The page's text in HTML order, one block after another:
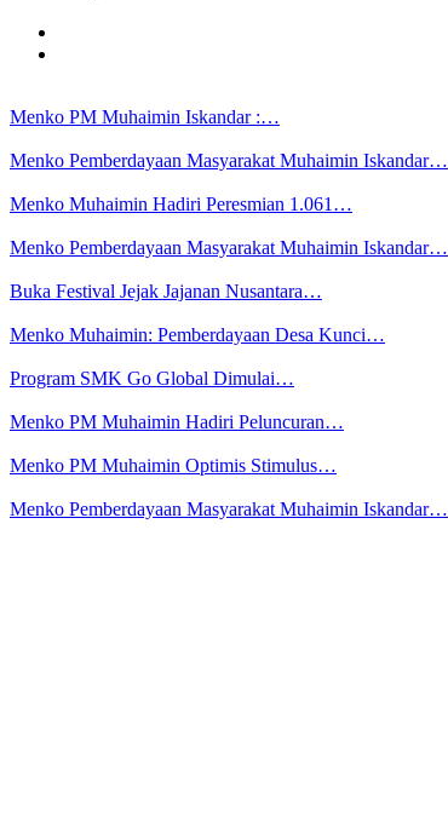
Menko PM Muhaimin Iskandar :…
Menko Pemberdayaan Masyarakat Muhaimin Iskandar…
Menko Muhaimin Hadiri Peresmian 1.061…
Menko Pemberdayaan Masyarakat Muhaimin Iskandar…
Buka Festival Jejak Jajanan Nusantara…
Menko Muhaimin: Pemberdayaan Desa Kunci…
Program SMK Go Global Dimulai…
Menko PM Muhaimin Hadiri Peluncuran…
Menko PM Muhaimin Optimis Stimulus…
Menko Pemberdayaan Masyarakat Muhaimin Iskandar…